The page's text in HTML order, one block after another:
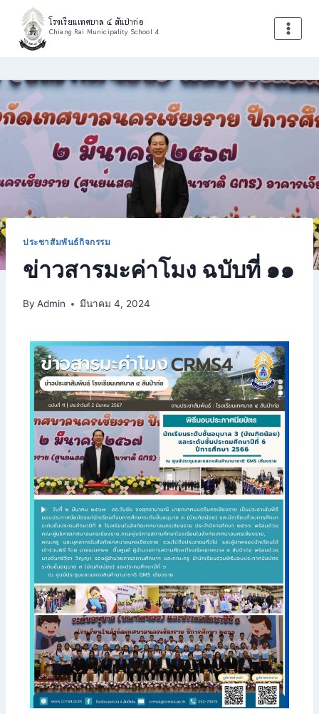
โรงเรียนเทศบาล ๔ สันป่าก่อ
Chiang Rai Municipality School 4
ประชาสัมพันธ์กิจกรรม
ข่าวสารมะค่าโมง ฉบับที่ ๑๑
By Admin มีนาคม 4, 2024